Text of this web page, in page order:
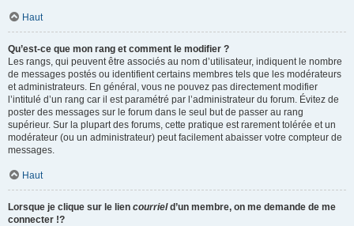
Haut
Qu’est-ce que mon rang et comment le modifier ?
Les rangs, qui peuvent être associés au nom d’utilisateur, indiquent le nombre
de messages postés ou identifient certains membres tels que les modérateurs
et administrateurs. En général, vous ne pouvez pas directement modifier
l’intitulé d’un rang car il est paramétré par l’administrateur du forum. Évitez de
poster des messages sur le forum dans le seul but de passer au rang
supérieur. Sur la plupart des forums, cette pratique est rarement tolérée et un
modérateur (ou un administrateur) peut facilement abaisser votre compteur de
messages.
Haut
Lorsque je clique sur le lien courrield’un membre, on me demande de me
connecter !?